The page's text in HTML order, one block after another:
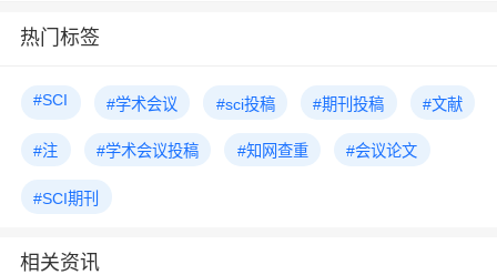
热门标签
#SCI #学术会议 #sci投稿 #期刊投稿 #文献
#注 #学术会议投稿 #知网查重 #会议论文
#SCI期刊
相关资讯